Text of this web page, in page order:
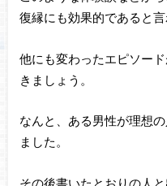
復縁にも効果的であると
他にも変わったエピソー
きましょう。
なんと、ある男性が理想
ました。
その後書いたとおりの人